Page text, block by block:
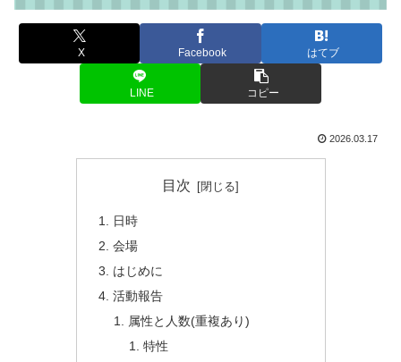
X Facebook はてブ
LINE コピー
2026.03.17
目次
日時
会場
はじめに
活動報告
属性と人数(重複あり)
特性